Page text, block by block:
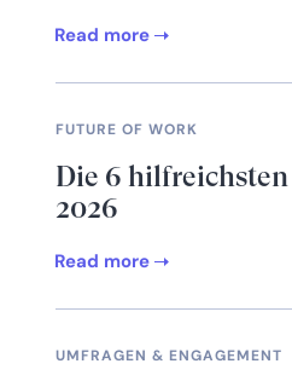
Read more
FUTURE OF WORK
Die 6
2026
Read more
UMFRAGEN & ENGAGEMENT